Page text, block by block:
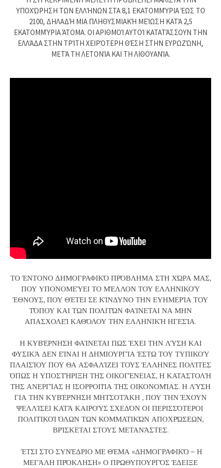
ΥΠΟΧΏΡΗΣΗ ΤΩΝ ΕΛΛΉΝΩΝ ΣΤΑ 8,1 ΕΚΑΤΟΜΜΎΡΙΑ ΈΩΣ ΤΟ
2100, ΔΗΛΑΔΉ ΜΙΑ ΠΛΗΘΥΣΜΙΑΚΉ ΜΕΊΩΣΗ ΚΑΤΆ 2,5
ΕΚΑΤΟΜΜΎΡΙΑ ΆΤΟΜΑ. ΟΙ ΑΡΙΘΜΟΊ ΑΥΤΟΊ ΚΑΤΑΤΆΣΣΟΥΝ ΤΗΝ
ΕΛΛΆΔΑ ΣΤΗΝ ΤΡΊΤΗ ΧΕΙΡΌΤΕΡΗ ΘΈΣΗ ΣΤΗΝ ΕΥΡΩΖΏΝΗ,
ΜΕΤΆ ΤΗ ΛΕΤΟΝΊΑ ΚΑΙ ΤΗ ΛΙΘΟΥΑΝΊΑ.
ΤΟ ΈΝΤΟΝΟ ΔΗΜΟΓΡΑΦΙΚΌ ΠΡΌΒΛΗΜΑ ΣΤΗ ΧΏΡΑ ΜΑΣ,
ΠΟΥ ΥΠΟΝΟΜΕΎΕΙ ΤΟ ΜΈΛΛΟΝ ΤΟΥ ΕΛΛΗΝΙΚΟΎ
ΈΘΝΟΥΣ, ΠΟΥ ΘΈΤΕΙ ΣΕ ΚΊΝΔΥΝΟ ΤΗΝ ΕΥΗΜΕΡΊΑ ΤΟΥ
ΤΌΠΟΥ ΚΑΙ ΤΩΝ ΠΟΛΙΤΏΝ ΦΑΊΝΕΤΑΙ ΝΑ ΜΗΝ
ΑΠΑΣΧΟΛΕΊ ΚΑΘΌΛΟΥ ΤΗΝ ΕΛΛΗΝΙΚΉ ΗΓΕΣΊΑ.
Η ΚΥΒΈΡΝΗΣΗ ΦΑΊΝΕΤΑΙ ΠΩΣ ΈΧΕΙ ΤΗΝ ΛΎΣΗ ΚΑΙ
ΦΥΣΙΚΆ ΔΕΝ ΕΊΝΑΙ Η ΔΗΜΙΟΥΡΓΊΑ ΈΣΤΩ ΤΟΥ ΤΥΠΙΚΟΎ
ΠΛΑΙΣΊΟΥ ΠΟΥ ΘΑ ΑΣΦΑΛΊΖΕΙ ΤΟΥΣ ΈΛΛΗΝΕΣ ΠΟΛΊΤΕΣ
ΌΠΩΣ Η ΥΠΟΣΤΉΡΙΞΗ ΤΗΣ ΟΙΚΟΓΈΝΕΙΑΣ, Η ΚΑΤΑΣΤΟΛΉ
ΤΗΣ ΑΝΕΡΓΊΑΣ Η ΙΣΟΡΡΟΠΊΑ ΤΗΣ ΟΙΚΟΝΟΜΊΑΣ. Η ΛΎΣΗ
ΓΙΑ ΤΗΝ ΚΥΒΈΡΝΗΣΗ ΜΗΤΣΟΤΆΚΗ , ΠΟΥ ΤΗΝ ΈΧΟΥΝ
ΨΕΛΛΊΣΕΙ ΚΑΤΆ ΚΑΙΡΟΎΣ ΣΧΕΔΌΝ ΟΙ ΠΕΡΙΣΣΌΤΕΡΟΙ
ΠΟΛΙΤΙΚΟΊ ΌΛΩΝ ΤΩΝ ΚΟΜΜΑΤΙΚΏΝ ΑΠΟΧΡΏΣΕΩΝ,
ΒΡΊΣΚΕΤΑΙ ΣΤΟΥΣ ΜΕΤΑΝΆΣΤΕΣ.
ΈΤΣΙ ΣΤΟ ΣΥΝΈΔΡΙΟ ΜΕ ΘΈΜΑ «ΔΗΜΟΓΡΑΦΙΚΌ – Η
ΜΕΓΆΛΗ ΠΡΌΚΛΗΣΗ» Ο ΠΡΩΘΥΠΟΥΡΓΌΣ ΈΔΕΙΞΕ